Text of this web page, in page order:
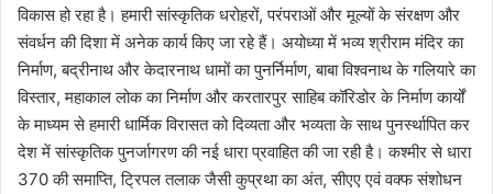
विकास हो रहा है। हमारी सांस्कृतिक धरोहरों, परंपराओं और मूल्यों के संरक्षण और
संवर्धन की दिशा में अनेक कार्य किए जा रहे हैं। अयोध्या में भव्य श्रीराम मंदिर का
निर्माण, बद्रीनाथ और केदारनाथ धामों का पुनर्निर्माण, बाबा विश्वनाथ के गलियारे का
विस्तार, महाकाल लोक का निर्माण और करतारपुर साहिब कॉरिडोर के निर्माण कार्यों
के माध्यम से हमारी धार्मिक विरासत को दिव्यता और भव्यता के साथ पुनर्स्थापित कर
देश में सांस्कृतिक पुनर्जागरण की नई धारा प्रवाहित की जा रही है। कश्मीर से धारा
370 की समाप्ति, ट्रिपल तलाक जैसी कुप्रथा का अंत, सीएए एवं वक्फ संशोधन